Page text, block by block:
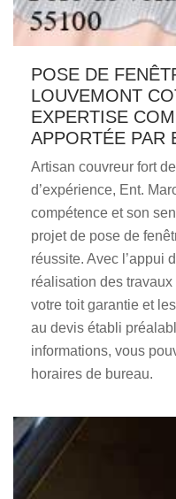
POSE DE
LOUVEMONT
EXPERTISE
APPORTÉE PAR
Artisan couvreur fort
d’expérience, Ent.
compétence et son
projet de pose de
réussite. Avec l’appui
réalisation des
votre toit garantie et
au devis établi
informations, vous
horaires de bureau.